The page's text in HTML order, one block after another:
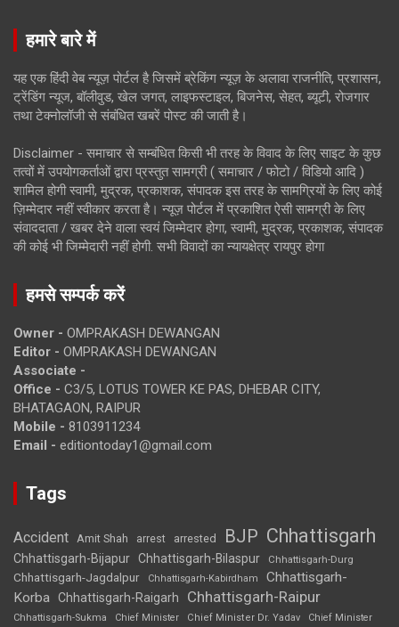
हमारे बारे में
यह एक हिंदी वेब न्यूज़ पोर्टल है जिसमें ब्रेकिंग न्यूज़ के अलावा राजनीति, प्रशासन,
ट्रेंडिंग न्यूज, बॉलीवुड, खेल जगत, लाइफस्टाइल, बिजनेस, सेहत, ब्यूटी, रोजगार
तथा टेक्नोलॉजी से संबंधित खबरें पोस्ट की जाती है।
Disclaimer - समाचार से सम्बंधित किसी भी तरह के विवाद के लिए साइट के कुछ
तत्वों में उपयोगकर्ताओं द्वारा प्रस्तुत सामग्री ( समाचार / फोटो / विडियो आदि )
शामिल होगी स्वामी, मुद्रक, प्रकाशक, संपादक इस तरह के सामग्रियों के लिए कोई
ज़िम्मेदार नहीं स्वीकार करता है। न्यूज़ पोर्टल में प्रकाशित ऐसी सामग्री के लिए
संवाददाता / खबर देने वाला स्वयं जिम्मेदार होगा, स्वामी, मुद्रक, प्रकाशक, संपादक
की कोई भी जिम्मेदारी नहीं होगी. सभी विवादों का न्यायक्षेत्र रायपुर होगा
हमसे सम्पर्क करें
Owner - OMPRAKASH DEWANGAN
Editor - OMPRAKASH DEWANGAN
Associate -
Office - C3/5, LOTUS TOWER KE PAS, DHEBAR CITY,
BHATAGAON, RAIPUR
Mobile - 8103911234
Email - editiontoday1@gmail.com
Tags
Accident Amit Shah arrest arrested BJP Chhattisgarh
Chhattisgarh-Bijapur Chhattisgarh-Bilaspur Chhattisgarh-Durg
Chhattisgarh-Jagdalpur Chhattisgarh-Kabirdham
Chhattisgarh-
Korba Chhattisgarh-Raigarh Chhattisgarh-Raipur
Chhattisgarh-Sukma Chief Minister Chief Minister Dr. Yadav Chief Minister